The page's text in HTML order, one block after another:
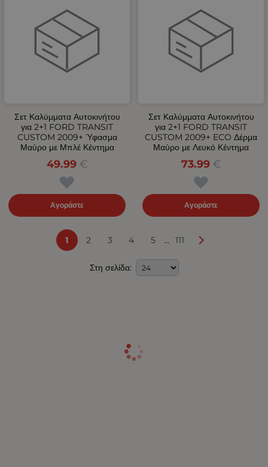
Σετ Καλύμματα Αυτοκινήτου
για 2+1 FORD TRANSIT
CUSTOM 2009+ Ύφασμα
Μαύρο με Μπλέ Κέντημα
49.99 €
Αγοράστε
Σετ Καλύμματα Αυτοκινήτου
για 2+1 FORD TRANSIT
CUSTOM 2009+ ECO Δέρμα
Μαύρο με Λευκό Κέντημα
73.99 €
Αγοράστε
1 2 3 4 5 ... 111
Στη σελίδα: